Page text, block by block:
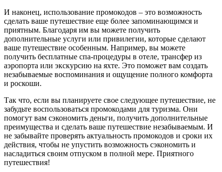
И наконец, использование промокодов – это возможность
сделать ваше путешествие еще более запоминающимся и
приятным. Благодаря им вы можете получить
дополнительные услуги или привилегии, которые сделают
ваше путешествие особенным. Например, вы можете
получить бесплатные спа-процедуры в отеле, трансфер из
аэропорта или экскурсию на яхте. Это поможет вам создать
незабываемые воспоминания и ощущение полного комфорта
и роскоши.
Так что, если вы планируете свое следующее путешествие, не
забудьте воспользоваться промокодами для туризма. Они
помогут вам сэкономить деньги, получить дополнительные
преимущества и сделать ваше путешествие незабываемым. И
не забывайте проверять актуальность промокодов и сроки их
действия, чтобы не упустить возможность сэкономить и
насладиться своим отпуском в полной мере. Приятного
путешествия!